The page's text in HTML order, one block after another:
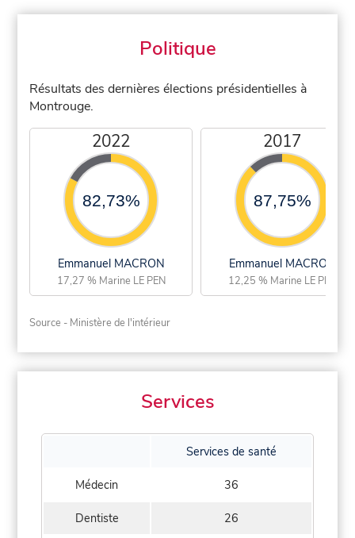
Politique
Résultats des dernières élections présidentielles à
Montrouge.
2022
82,73%
Emmanuel MACRON
17,27 % Marine LE PEN
2017
87,75%
Emmanuel MACRON
12,25 % Marine LE PEN
Source - Ministère de l'intérieur
Services
Services de santé
Médecin 36
Dentiste 26